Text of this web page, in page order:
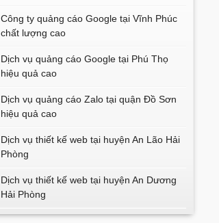
Công ty quảng cáo Google tại Vĩnh Phúc
chất lượng cao
Dịch vụ quảng cáo Google tại Phú Thọ
hiệu quả cao
Dịch vụ quảng cáo Zalo tại quận Đồ Sơn
hiệu quả cao
Dịch vụ thiết kế web tại huyện An Lão Hải
Phòng
Dịch vụ thiết kế web tại huyện An Dương
Hải Phòng